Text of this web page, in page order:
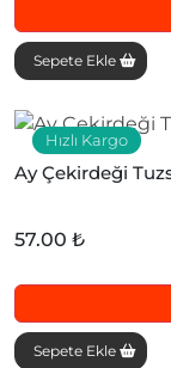
Sepete Ekle
Hızlı Kargo
Ay Çekirdeği
57.00 ₺
Sepete Ekle